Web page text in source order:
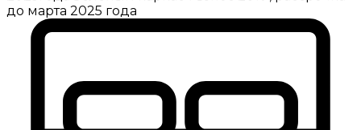
до марта 2025 года